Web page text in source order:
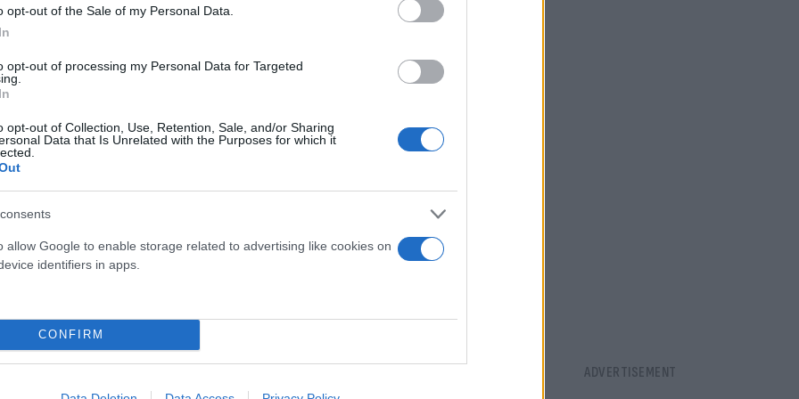
opt-out of the Sale of my Personal Data.
opt-out of processing my Personal Data for Targeted
opt-out of Collection, Use, Retention, Sale, and/or Sharing
Data that Is Unrelated with the Purposes for which it
allow Google to enable storage related to advertising like cookies on
identifiers in apps.
CONFIRM
αρχή.
τα πρώτα 16 λεπτά. Παρά τις ευκαιρίες που
πάει προς την εστία, αλλά ο Χοβάν ήταν σταθερός.